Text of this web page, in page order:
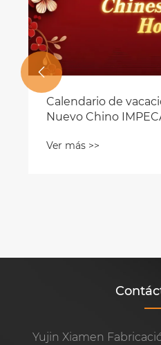
Calendario de
Nuevo Chino
socios de
Ver más >>

Yujin Xiamen